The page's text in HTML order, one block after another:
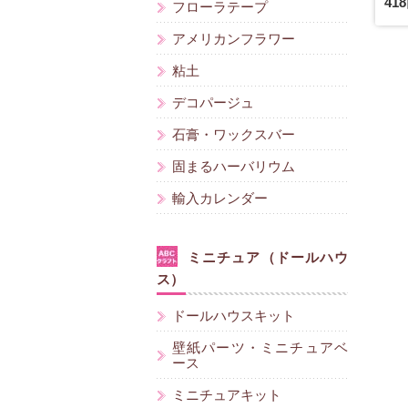
フローラテープ
アメリカンフラワー
粘土
デコパージュ
石膏・ワックスバー
固まるハーバリウム
輸入カレンダー
ミニチュア（ドールハウ
ス）
ドールハウスキット
壁紙パーツ・ミニチュアベ
ース
ミニチュアキット